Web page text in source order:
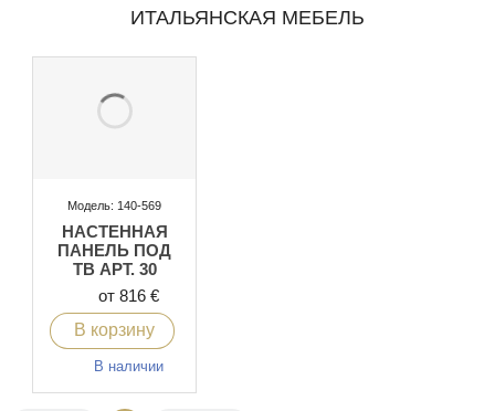
ИТАЛЬЯНСКАЯ МЕБЕЛЬ
Модель: 140-569
НАСТЕННАЯ
ПАНЕЛЬ ПОД
ТВ АРТ. 30
от 816 €
В корзину
В наличии